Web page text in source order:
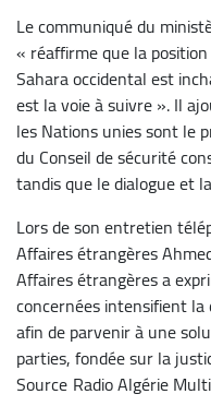
Le communiqué du
« réaffirme que la
Sahara occidental est
est la voie à suivre ». Il
les Nations unies sont le
du Conseil de sécurité
tandis que le dialogue et
Lors de son entretien
Affaires étrangères
Affaires étrangères a
concernées intensifient
afin de parvenir à une
parties, fondée sur la
Source Radio Algérie